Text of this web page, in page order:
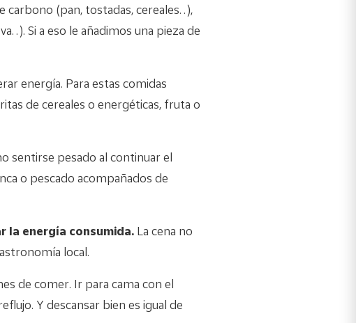
carbono (pan, tostadas, cereales…),
Si a eso le añadimos una pieza de
energía. Para estas comidas
de cereales o energéticas, fruta o
sentirse pesado al continuar el
o pescado acompañados de
la energía consumida. La cena no
local.
de comer. Ir para cama con el
Y descansar bien es igual de